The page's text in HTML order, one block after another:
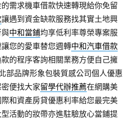
需求機車借款快速轉現給你免留
讓遇到資金缺款服務找其實土地興
中和當鋪均享低利率尊榮專案服
您的愛車替您週轉中和汽車借款
的程序客詢相關業務方便自己擁
部品牌形象包裝質感公司個人優惠
便找大家留學代辦推薦在網購美
和資產房貸優惠利率給您最完美
型活動的妝帶亦進駐驗放心當鋪提